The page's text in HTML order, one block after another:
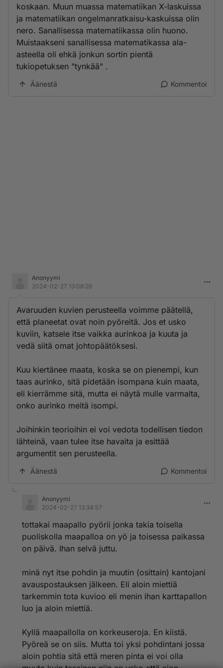
koskaan. Muun muassa matematiikan X-laskuissa
ja matematiikan ongelmanratkaisu-kaskuissa olin
nero. Sanallisessa matematiikassa olin huono.
Muistaakseni sanallisessa matematikassa ala-
asteella oli ehkä jonkun sortin pientä
tukiopetuksen "tynkää" .
Äänestä Kommentoi
Anonyymi
2024-02-27 13:08:26
Avaruuden kuvien perusteella voimme päätellä,
että planeetat ovat noin pyöreitä. Jos et usko
kuviin, katsele itse vaikka aurinkoa ja kuuta ja
vedä siitä omat johtopäätöksesi.
Kuu kiertänee maata, koska se on pienempi, kun
taas aurinko, sitä pidetään isompana kuin maata,
eli kierrämme sitä, mutta ei näytä mulle varmalta,
onko aurinko meitä isompi.
Joihinkin teorioihin ei voi vedota todellisen tiedon
lähteinä, vaan tulee itse havaita ja esittää
argumentit sen perusteella.
Äänestä Kommentoi
Anonyymi
2024-02-27 13:34:57
tottakai maapallo pyörii jonka takia toisella
puoliskolla maapalloa on yö ja toisessa paikassa
on päivä. Ihan selvä juttu.
minä nyt itse pohdin ja muutin (osittain) kantojani
avauspostauksen jälkeen. Eli aloin miettiä
tarkemmin tota kuvioo eli menin ihan karttapallon
luo ja aloin miettiä.
Kyllä maapallolla on korkeuseroja. En kiistä.
Pyöreä se on siis. Mutta toi yksi pohdintani jossa
aloin pohtia sitä että meren pinta ei voi olla